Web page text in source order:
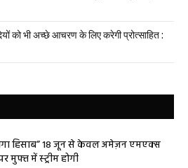
को भी अच्छे आचरण के लिए करेगी प्रोत्साहित :
हिसाब” 18 जून से केवल अमेज़न एमएक्स
मुफ्त में स्ट्रीम होगी